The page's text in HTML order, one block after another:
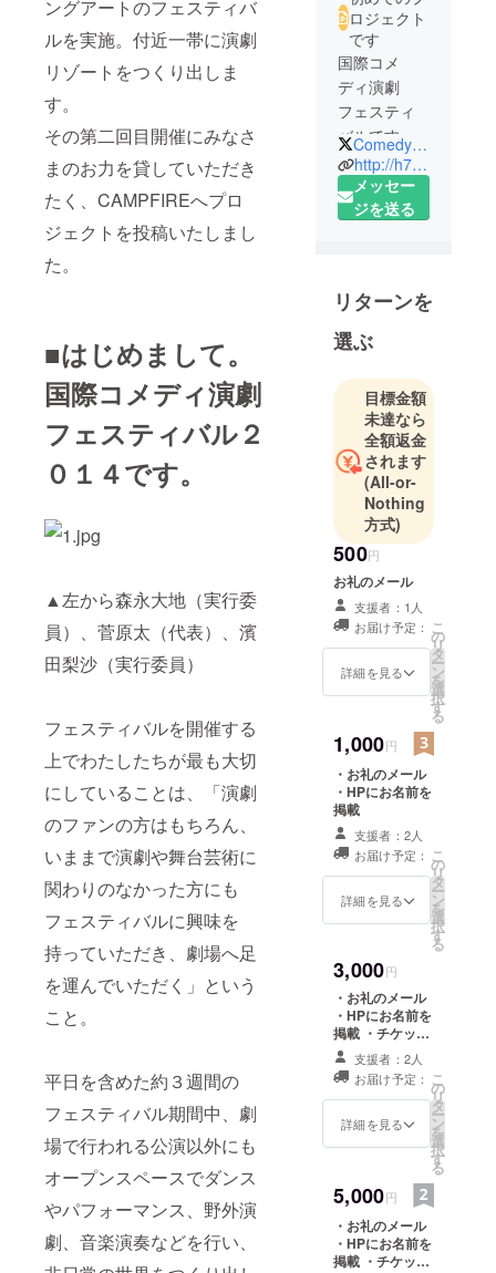
ングアートのフェスティバ
ルを実施。付近一帯に演劇
リゾートをつくり出しま
す。
その第二回目開催にみなさ
まのお力を貸していただき
たく、CAMPFIREへプロ
ジェクトを投稿いたしまし
た。
■はじめまして。
国際コメディ演劇
フェスティバル２
０１４です。
▲左から森永大地（実行委
員）、菅原太（代表）、濱
田梨沙（実行委員）
フェスティバルを開催する
上でわたしたちが最も大切
にしていることは、「演劇
のファンの方はもちろん、
いままで演劇や舞台芸術に
関わりのなかった方にも
フェスティバルに興味を
持っていただき、劇場へ足
を運んでいただく」という
こと。
平日を含めた約３週間の
フェスティバル期間中、劇
場で行われる公演以外にも
オープンスペースでダンス
やパフォーマンス、野外演
劇、音楽演奏などを行い、
ロジェクト
です
国際コメ
ディ演劇
フェスティ
バルです！
福岡県は糟
屋郡志免町
回目を開
催。
現在第２回
目開催に向
けて猛烈に
準備中で
す。
あらんかぎ
りのコメ
ディが、
ここから飛
び立つの
だ！
ComedyFes
http://h732.net/comedy/index.html
メッセー
ジを送る
リターンを
選ぶ
目標金額
未達なら
全額返金
されます
(All-or-
Nothing
方式)
500円
お礼のメール
支援者：1人
お届け予定：
詳細を見る
こ
の
リ
タ
ー
ン
を
選
択
す
る
1,000円
・お礼のメール
・HPにお名前を
掲載
支援者：2人
お届け予定：
詳細を見る
こ
の
リ
タ
ー
ン
を
選
択
す
る
3,000円
・お礼のメール
・HPにお名前を
掲載 ・チケット
１枚 ・公演ダイ
ジェスト動画の
配信（非公開）
支援者：2人
お届け予定：
詳細を見る
こ
の
リ
タ
ー
ン
を
選
択
す
る
5,000円
・お礼のメール
・HPにお名前を
掲載 ・チケット